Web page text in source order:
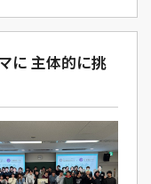
に 主体的に挑